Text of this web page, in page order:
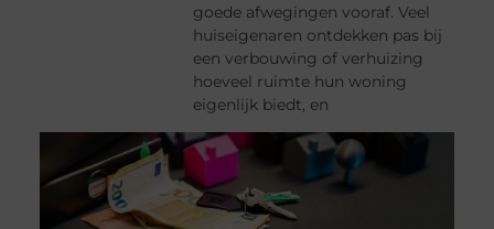
goede afwegingen vooraf. Veel
huiseigenaren ontdekken pas bij
een verbouwing of verhuizing
hoeveel ruimte hun woning
eigenlijk biedt, en